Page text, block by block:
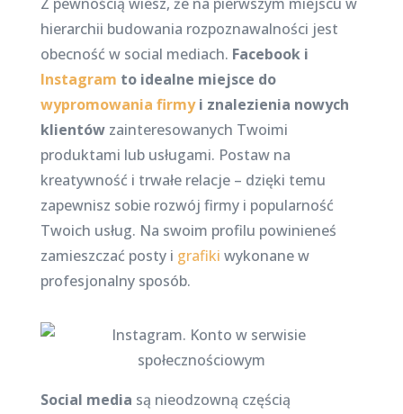
hierarchii budowania rozpoznawalności jest
obecność w social mediach. Facebook i
Instagram to idealne miejsce do
wypromowania firmyi znalezienia nowych
klientówzainteresowanych Twoimi
produktami lub usługami. Postaw na
kreatywność i trwałe relacje – dzięki temu
zapewnisz sobie rozwój firmy i popularność
Twoich usług. Na swoim profilu powinieneś
zamieszczać posty i grafiki wykonane w
profesjonalny sposób.
Social media są nieodzowną częścią